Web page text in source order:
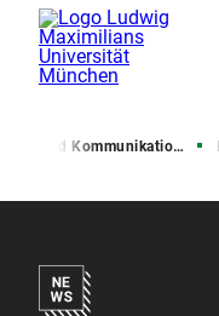
und Kommunikation (PuK)